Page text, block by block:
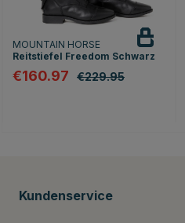
MOUNTAIN HORSE
Reitstiefel Freedom Schwarz
€160.97 €229.95
Kundenservice